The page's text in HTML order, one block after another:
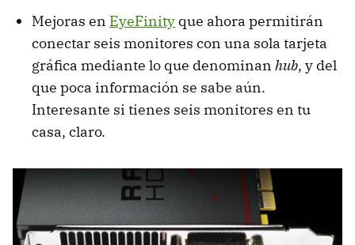
Mejoras en EyeFinity que ahora permitirán
conectar seis monitores con una sola tarjeta
gráfica mediante lo que denominan hub, y del
que poca información se sabe aún.
Interesante si tienes seis monitores en tu
casa, claro.